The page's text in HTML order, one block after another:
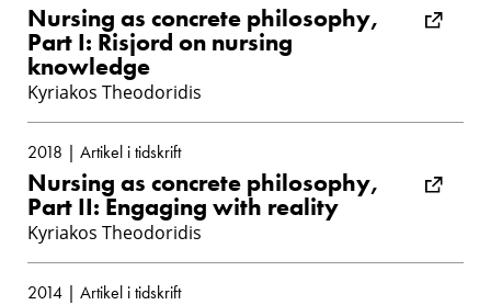
Nursing as concrete philosophy,
Part I: Risjord on nursing
knowledge
Kyriakos Theodoridis
2018 | Artikel i tidskrift
Nursing as concrete philosophy,
Part II: Engaging with reality
Kyriakos Theodoridis
2014 | Artikel i tidskrift